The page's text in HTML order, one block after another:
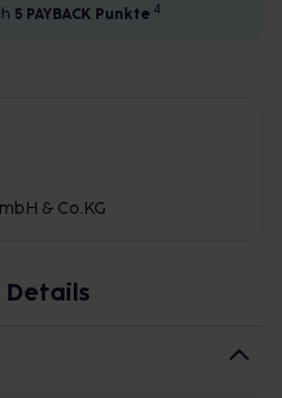
5 PAYBACK Punkte 4
& Co.KG
Details